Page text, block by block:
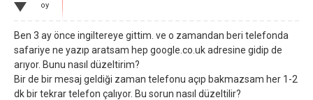
oy
Ben 3 ay önce ingiltereye gittim. ve o zamandan beri telefonda
safariye ne yazıp aratsam hep google.co.uk adresine gidip de
arıyor. Bunu nasıl düzeltirim?
Bir de bir mesaj geldiği zaman telefonu açıp bakmazsam her 1-2
dk bir tekrar telefon çalıyor. Bu sorun nasıl düzeltilir?